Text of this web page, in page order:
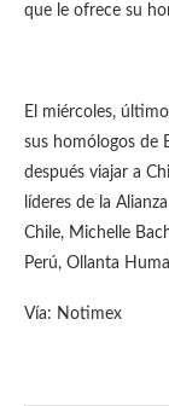
que le ofrece su
El miércoles,
sus homólogos de
después viajar a
líderes de la
Chile, Michelle
Perú, Ollanta
Vía: Notimex